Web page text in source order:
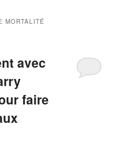
MORTALITÉ
avec
faire